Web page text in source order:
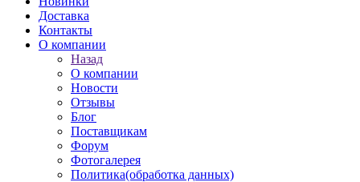
Доставка
Контакты
О компании
Назад
О компании
Новости
Отзывы
Блог
Поставщикам
Форум
Фотогалерея
Политика(обработка данных)